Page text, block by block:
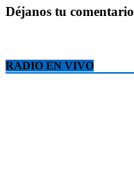
Déjanos tu comentario
RADIO EN VIVO